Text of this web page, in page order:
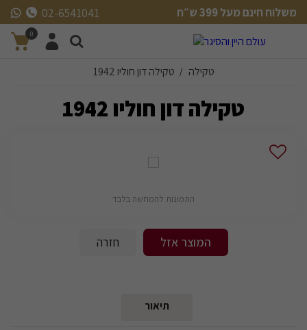
משלוח חינם מעל 399 ש״ח
משלוח חינם מעל 399 ש״ח
02-6541041
0
טקילה / טקילה דון חוליו 1942
טקילה דון חוליו 1942
התמונות להמחשה בלבד
המוצר אזל חזרה
תיאור